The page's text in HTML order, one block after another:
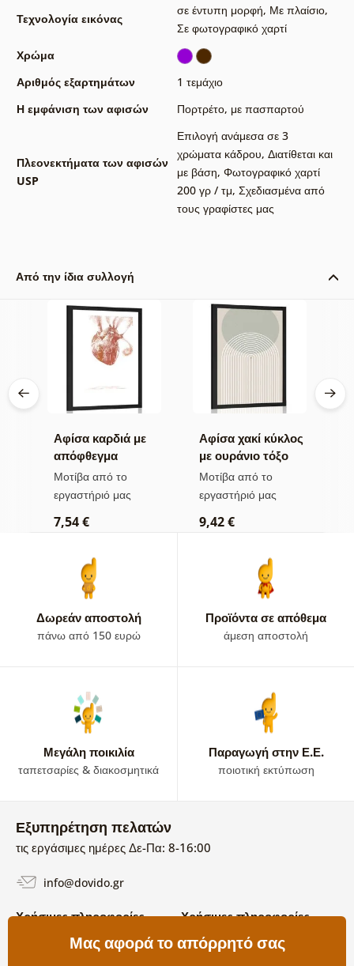
Τεχνολογία εικόνας
σε έντυπη μορφή, Με πλαίσιο,
Σε φωτογραφικό χαρτί
Χρώμα
Αριθμός εξαρτημάτων
1 τεμάχιο
Η εμφάνιση των αφισών
Πορτρέτο, με πασπαρτού
Πλεονεκτήματα των αφισών
USP
Επιλογή ανάμεσα σε 3
χρώματα κάδρου, Διατίθεται και
με βάση, Φωτογραφικό χαρτί
200 γρ / τμ, Σχεδιασμένα από
τους γραφίστες μας
Από την ίδια συλλογή
Αφίσα καρδιά με
απόφθεγμα
Μοτίβα από το
εργαστήριό μας
7,54 €
Αφίσα χακί κύκλος
με ουράνιο τόξο
Mid-Century
Μοτίβα από το
εργαστήριό μας
9,42 €
Δωρεάν αποστολή
πάνω από 150 ευρώ
Προϊόντα σε απόθεμα
άμεση αποστολή
Μεγάλη ποικιλία
ταπετσαρίες & διακοσμητικά
Παραγωγή στην Ε.Ε.
ποιοτική εκτύπωση
Εξυπηρέτηση πελατών
τις εργάσιμες ημέρες Δε-Πα: 8-16:00
info@dovido.gr
Χρήσιμες πληροφορίες
Όροι χρήσης και επιστροφών
Χρήσιμες πληροφορίες
Σχετικά με εμάς
Συχνές Ερωτήσεις
Μας αφορά το απόρρητό σας